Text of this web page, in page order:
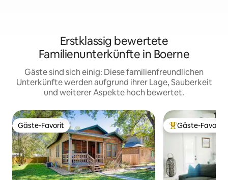
Erstklassig bewertete
Familienunterkünfte in Boerne
Gäste sind sich einig: Diese familienfreundlichen
Unterkünfte werden aufgrund ihrer Lage, Sauberkeit
und weiterer Aspekte hoch bewertet.
Gäste-Favorit
Gäste-Favorit Beliebter Gäste-
Gäste-Favorit